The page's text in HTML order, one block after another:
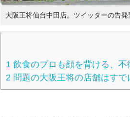
大阪王将仙台中田店。ツイッターの告
1 飲食のプロも顔を背ける、不
2 問題の大阪王将の店舗はすで